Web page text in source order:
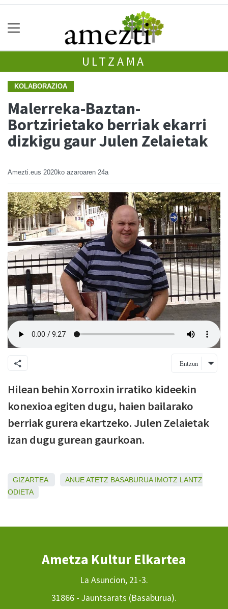
ULTZAMA
KOLABORAZIOA
Malerreka-Baztan-
Bortzirietako berriak ekarri
dizkigu gaur Julen Zelaietak
Amezti.eus 2020ko azaroaren 24a
Entzun
Hilean behin Xorroxin irratiko kideekin
konexioa egiten dugu, haien bailarako
berriak gurera ekartzeko. Julen Zelaietak
izan dugu gurean gaurkoan.
GIZARTEA ANUEATETZ BASABURUA IMOTZ LANTZ
ODIETA
Ametza Kultur Elkartea
La Asuncion, 21-3.
31866 - Jauntsarats (Basaburua).